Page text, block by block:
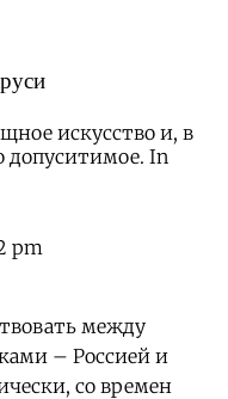
искусство и, в
допуситимое. In
pm
между
– Россией и
со времен